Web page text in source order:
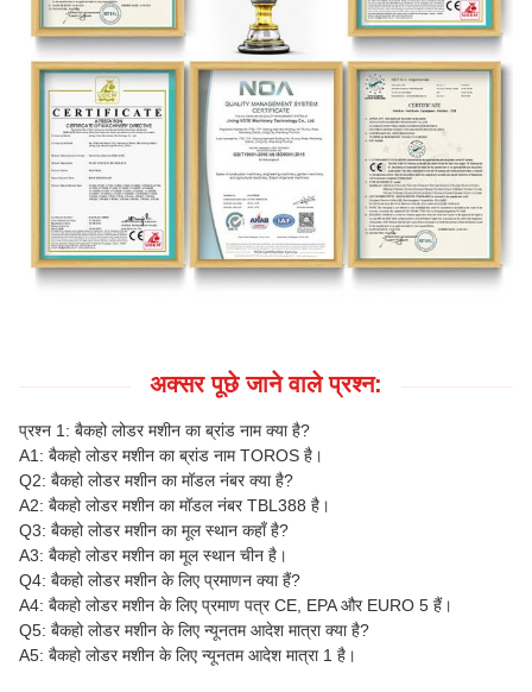
अक्सर पूछे जाने वाले प्रश्न:
प्रश्न 1: बैकहो लोडर मशीन का ब्रांड नाम क्या है?
A1: बैकहो लोडर मशीन का ब्रांड नाम TOROS है।
Q2: बैकहो लोडर मशीन का मॉडल नंबर क्या है?
A2: बैकहो लोडर मशीन का मॉडल नंबर TBL388 है।
Q3: बैकहो लोडर मशीन का मूल स्थान कहाँ है?
A3: बैकहो लोडर मशीन का मूल स्थान चीन है।
Q4: बैकहो लोडर मशीन के लिए प्रमाणन क्या हैं?
A4: बैकहो लोडर मशीन के लिए प्रमाण पत्र CE, EPA और EURO 5 हैं।
Q5: बैकहो लोडर मशीन के लिए न्यूनतम आदेश मात्रा क्या है?
A5: बैकहो लोडर मशीन के लिए न्यूनतम आदेश मात्रा 1 है।